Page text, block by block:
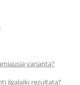
variantą?
ilgalaikį rezultatą?